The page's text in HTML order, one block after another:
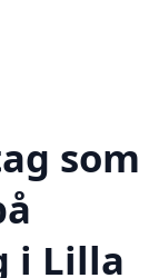
som
i Lilla